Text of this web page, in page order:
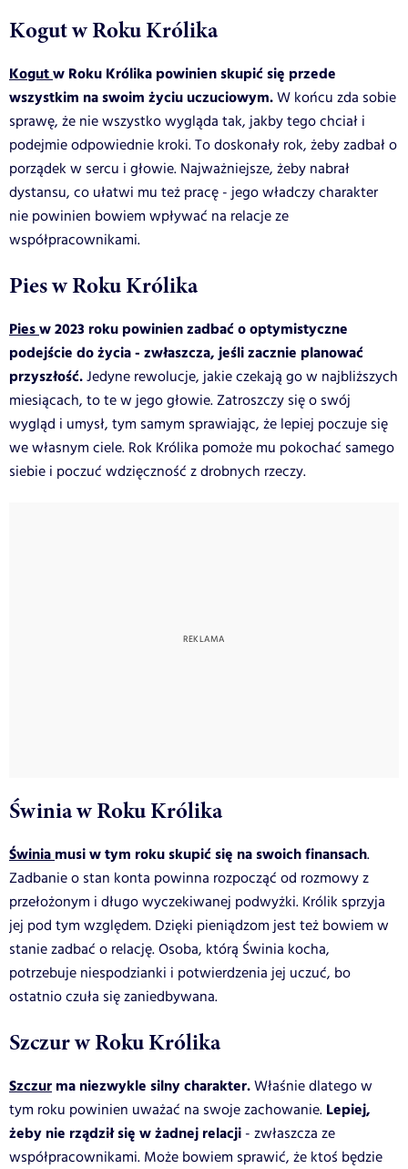
Kogut w Roku Królika
Kogutw Roku Królika powinien skupić się przede
wszystkim na swoim życiu uczuciowym.W końcu zda sobie
sprawę, że nie wszystko wygląda tak, jakby tego chciał i
podejmie odpowiednie kroki. To doskonały rok, żeby zadbał o
porządek w sercu i głowie. Najważniejsze, żeby nabrał
dystansu, co ułatwi mu też pracę - jego władczy charakter
nie powinien bowiem wpływać na relacje ze
współpracownikami.
Pies w Roku Królika
Piesw 2023 roku powinien zadbać o optymistyczne
podejście do życia - zwłaszcza, jeśli zacznie planować
przyszłość.Jedyne rewolucje, jakie czekają go w najbliższych
miesiącach, to te w jego głowie. Zatroszczy się o swój
wygląd i umysł, tym samym sprawiając, że lepiej poczuje się
we własnym ciele. Rok Królika pomoże mu pokochać samego
siebie i poczuć wdzięczność z drobnych rzeczy.
Świnia w Roku Królika
Świniamusi w tym roku skupić się na swoich finansach.
Zadbanie o stan konta powinna rozpocząć od rozmowy z
przełożonym i długo wyczekiwanej podwyżki. Królik sprzyja
jej pod tym względem. Dzięki pieniądzom jest też bowiem w
stanie zadbać o relację. Osoba, którą Świnia kocha,
potrzebuje niespodzianki i potwierdzenia jej uczuć, bo
ostatnio czuła się zaniedbywana.
Szczur w Roku Królika
Szczur ma niezwykle silny charakter.Właśnie dlatego w
tym roku powinien uważać na swoje zachowanie. Lepiej,
żeby nie rządził się w żadnej relacji - zwłaszcza ze
współpracownikami. Może bowiem sprawić, że ktoś będzie